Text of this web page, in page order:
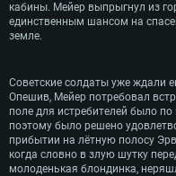
кабины. Мейер выпрыгнул из
единственным шансом на
земле.
Советские солдаты уже ждали
Опешив, Мейер потребовал
поле для истребителей было
поэтому было решено
прибытии на лётную полосу
когда словно в злую шутку
молоденькая блондинка,